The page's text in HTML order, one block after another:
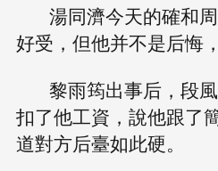
湯同濟今天的確和
好受，但他并不是后悔
黎雨筠出事后，段
扣了他工資，說他跟了
道對方后臺如此硬。